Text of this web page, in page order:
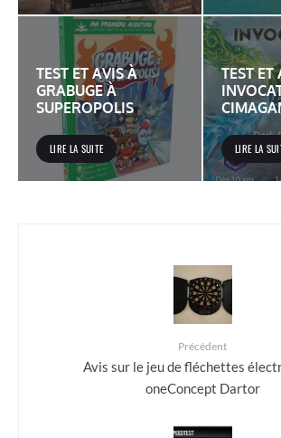
TEST ET AVIS À
GRABUGE À
SUPEROPOLIS
LIRE LA SUITE
TEST ET
LIRE LA
Précédent
Avis sur le jeu de fléchettes
oneConcept Dartor